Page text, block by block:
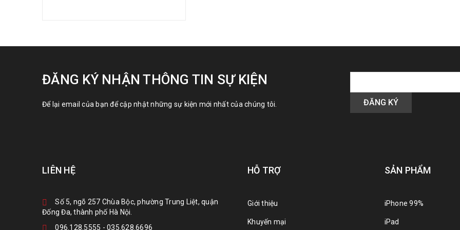
ĐĂNG KÝ NHẬN THÔNG TIN SỰ KIỆN
Để lại email của bạn để cập nhật những sự kiện mới nhất của chúng tôi.
LIÊN HỆ
Số 5, ngõ 257 Chùa Bộc, phường Trung Liệt, quận
Đống Đa, thành phố Hà Nội.
096.128.5555 - 035.628.6696
HỖ TRỢ
Giới thiệu
Khuyến mại
SẢN PHẨM
iPhone 99%
iPad